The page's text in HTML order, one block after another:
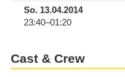
So.13.04.2014
23:40–01:20
Cast & Crew